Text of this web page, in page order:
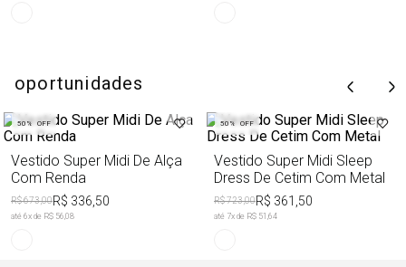
oportunidades
50% OFF
Vestido Super Midi De Alça
Com Renda
R$ 673,00R$ 336,50
até 6x de R$ 56,08
50% OFF
Vestido Super Midi Sleep
Dress De Cetim Com Metal
R$ 723,00R$ 361,50
até 7x de R$ 51,64